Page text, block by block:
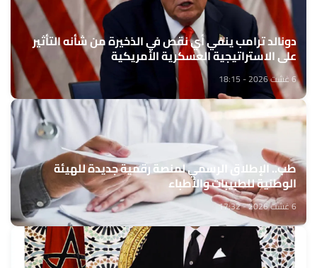
دونالد ترامب ينفي أي نقص في الذخيرة من شأنه التأثير
على الاستراتيجية العسكرية الأمريكية
6 غشت 2026 - 18:15
طب.. الإطلاق الرسمي لمنصة رقمية جديدة للهيئة
الوطنية للطبيبات والأطباء
6 غشت 2026 - 17:32